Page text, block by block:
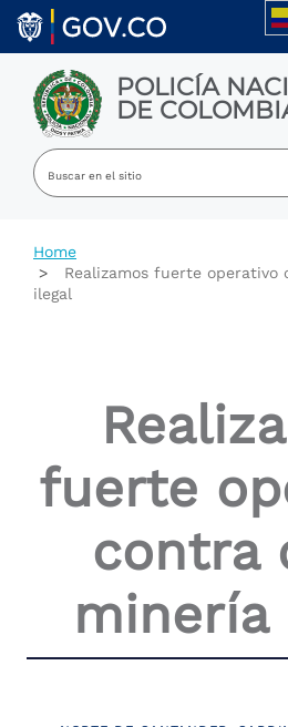
Skip to main content
POLICÍA
DE
Home
Realizamos fuerte operativo
ilegal
fuerte
contra
minería